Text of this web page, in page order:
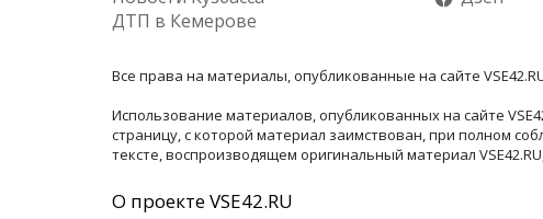
ДТП в Кемерове
Все права на материалы, опубликованные на сайте
Использование материалов, опубликованных на сайте
страницу, с которой материал заимствован, при полном
тексте, воспроизводящем оригинальный материал
О проекте VSE42.RU